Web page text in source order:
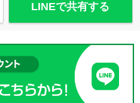
LINEで共有する